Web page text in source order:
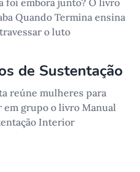
Quando Termina ensina
o luto
de Sustentação
reúne mulheres para
em grupo o livro Manual
Interior